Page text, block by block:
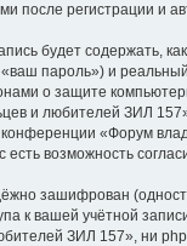
после регистрации и
будет содержать,
пароль») и
о защите
и любителей ЗИЛ
«Форум
есть возможность
зашифрован
к вашей учётной
ЗИЛ 157», ни